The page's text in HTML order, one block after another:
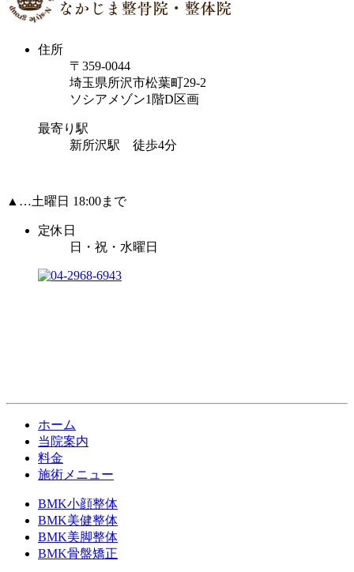
住所
〒359-0044
埼玉県所沢市松葉町29-2
ソシアメゾン1階D区画
最寄り駅
新所沢駅 徒歩4分
▲…土曜日 18:00まで
定休日
日・祝・水曜日
ホーム
当院案内
料金
施術メニュー
BMK小顔整体
BMK美健整体
BMK美脚整体
BMK骨盤矯正